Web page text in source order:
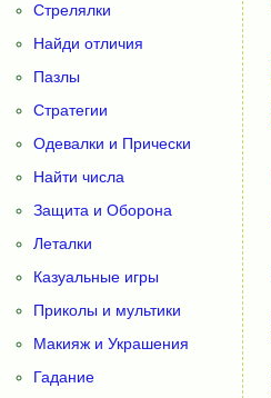
Стрелялки
Найди отличия
Пазлы
Стратегии
Одевалки и Прически
Найти числа
Защита и Оборона
Леталки
Казуальные игры
Приколы и мультики
Макияж и Украшения
Гадание